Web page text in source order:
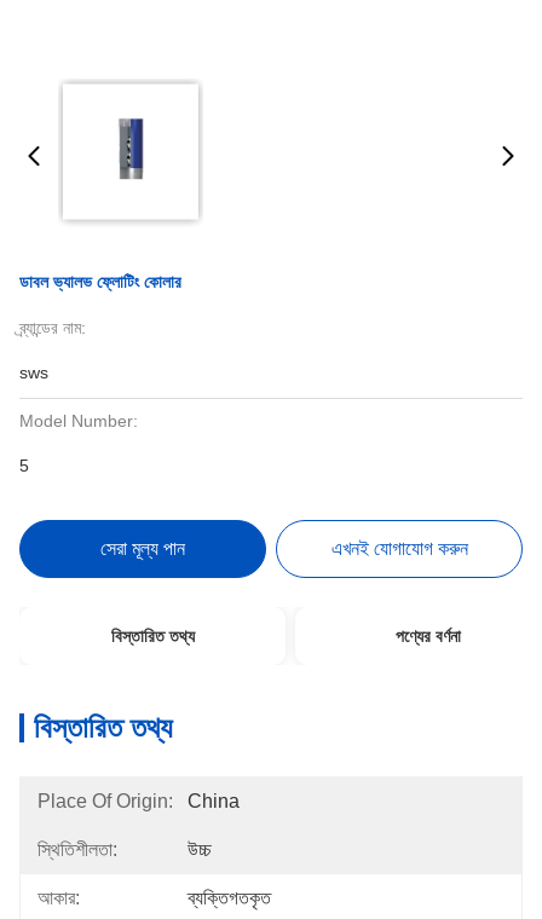
ডাবল ভ্যালভ ফ্লোটিং কোলার
ব্র্যান্ডের নাম:
sws
Model Number:
5
সেরা মূল্য পান এখনই যোগাযোগ করুন
বিস্তারিত তথ্য পণ্যের বর্ণনা
বিস্তারিত তথ্য
Place Of Origin: China
স্থিতিশীলতা: উচ্চ
আকার: ব্যক্তিগতকৃত